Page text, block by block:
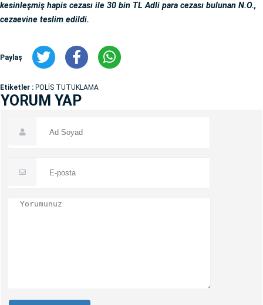
kesinleşmiş hapis cezası ile 30 bin TL Adli para cezası bulunan N.O.,
cezaevine teslim edildi.
Paylaş
Etiketler : POLİS TUTUKLAMA
YORUM YAP